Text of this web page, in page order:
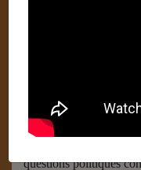
Alors qu’il vient de
1967, Édouard
questions politiques